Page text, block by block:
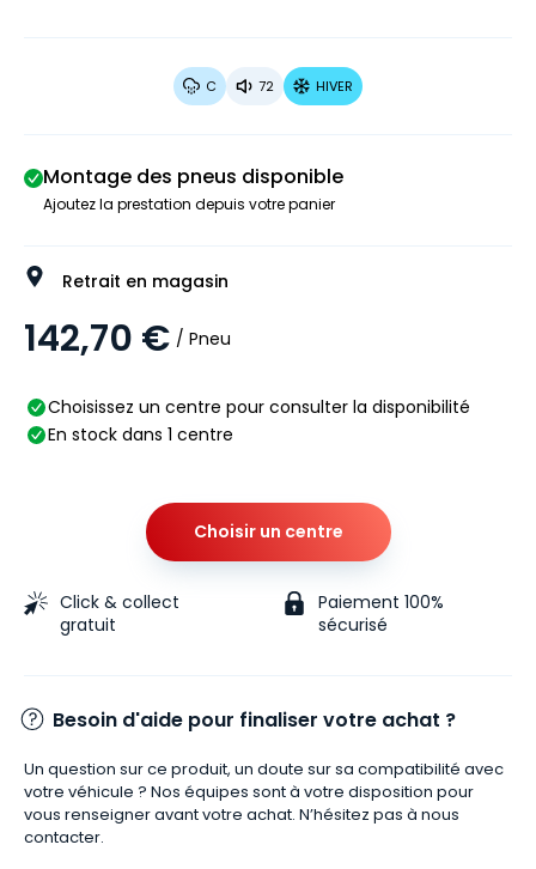
C 72 HIVER
Montage des pneus disponible
Ajoutez la prestation depuis votre panier
Retrait en magasin
142,70 € / Pneu
Choisissez un centre pour consulter la disponibilité
En stock dans 1 centre
Choisir un centre
Click & collect
gratuit
Paiement 100%
sécurisé
Besoin d'aide pour finaliser votre achat ?
Un question sur ce produit, un doute sur sa compatibilité avec
votre véhicule ? Nos équipes sont à votre disposition pour
vous renseigner avant votre achat. N’hésitez pas à nous
contacter.